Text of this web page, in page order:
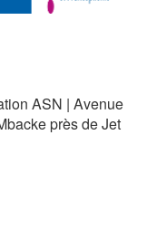
ASN | Avenue
près de Jet